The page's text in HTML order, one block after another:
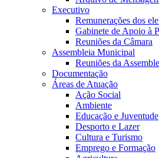
Executivo
Remunerações dos
Gabinete de Apoio à
Reuniões da Câmara
Assembleia Municipal
Reuniões da
Documentação
Áreas de Atuação
Ação Social
Ambiente
Educação e Juventude
Desporto e Lazer
Cultura e Turismo
Emprego e Formação